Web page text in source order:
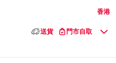
香港
送貨 門市自取